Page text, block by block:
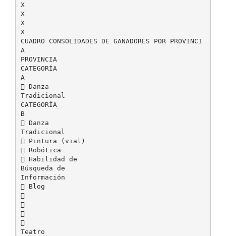
X
X
X
X
CUADRO CONSOLIDADES DE GANADORES POR PROVINCI
A
PROVINCIA
CATEGORÍA
A
 Danza
Tradicional
CATEGORÍA
B
 Danza
Tradicional
 Pintura (vial)
 Robótica
 Habilidad de
Búsqueda de
Información
 Blog




Teatro